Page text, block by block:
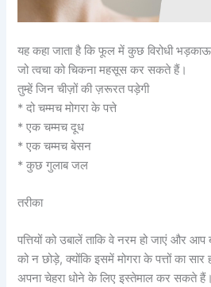
यह कहा जाता है कि फूल में कुछ विरोधी
जो त्वचा को चिकना महसूस कर सकते हैं।
तुम्हें जिन चीज़ों की ज़रूरत पड़ेगी
* दो चम्मच मोगरा के पत्ते
* एक चम्मच दूध
* एक चम्मच बेसन
* कुछ गुलाब जल
तरीका
पत्तियों को उबालें ताकि वे नरम हो जाएं और
को न छोड़े, क्योंकि इसमें मोगरा के पत्तों का
अपना चेहरा धोने के लिए इस्तेमाल कर सकते हैं।